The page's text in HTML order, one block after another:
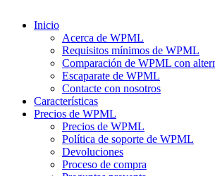
Inicio
Acerca de WPML
Requisitos mínimos de WPML
Comparación de WPML con
Escaparate de WPML
Contacte con nosotros
Características
Precios de WPML
Precios de WPML
Política de soporte de WPML
Devoluciones
Proceso de compra